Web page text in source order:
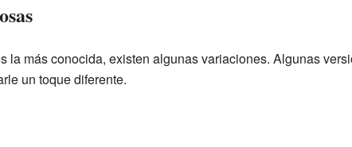
la más conocida, existen algunas variaciones. Algunas
un toque diferente.